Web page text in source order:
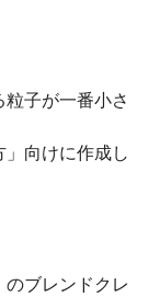
子が一番小さ
」向けに作成し
のブレンドクレ